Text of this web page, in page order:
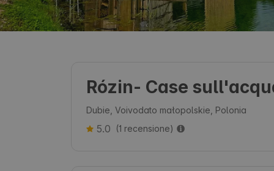
Rózin- Case
Dubie, Voivodato małopolskie, Polonia
5.0 (1 recensione)